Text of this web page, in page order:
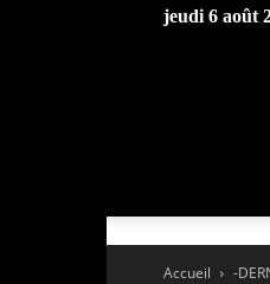
jeudi 6 août
Accueil -